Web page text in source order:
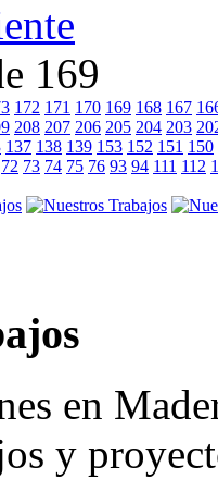
169
172 171 170 169 168 167
208 207 206 205 204 203
137 138 139 153 152 151 150
72 73 74 75 76 93 94 111 112
en
y